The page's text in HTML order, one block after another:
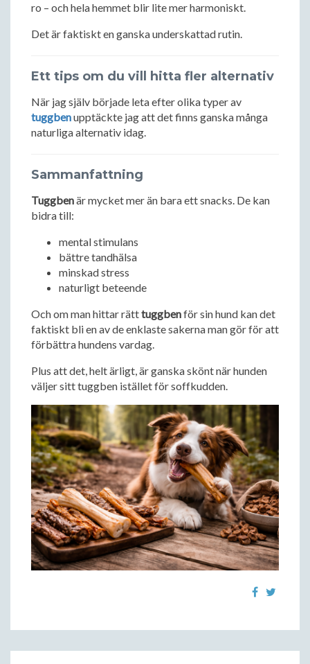
ro – och hela hemmet blir lite mer harmoniskt.
Det är faktiskt en ganska underskattad rutin.
Ett tips om du vill hitta fler alternativ
När jag själv började leta efter olika typer av
tuggbenupptäckte jag att det finns ganska många
naturliga alternativ idag.
Sammanfattning
Tuggbenär mycket mer än bara ett snacks. De kan
bidra till:
mental stimulans
bättre tandhälsa
minskad stress
naturligt beteende
Och om man hittar rätttuggbenför sin hund kan det
faktiskt bli en av de enklaste sakerna man gör för att
förbättra hundens vardag.
Plus att det, helt ärligt, är ganska skönt när hunden
väljer sitt tuggben istället för soffkudden.